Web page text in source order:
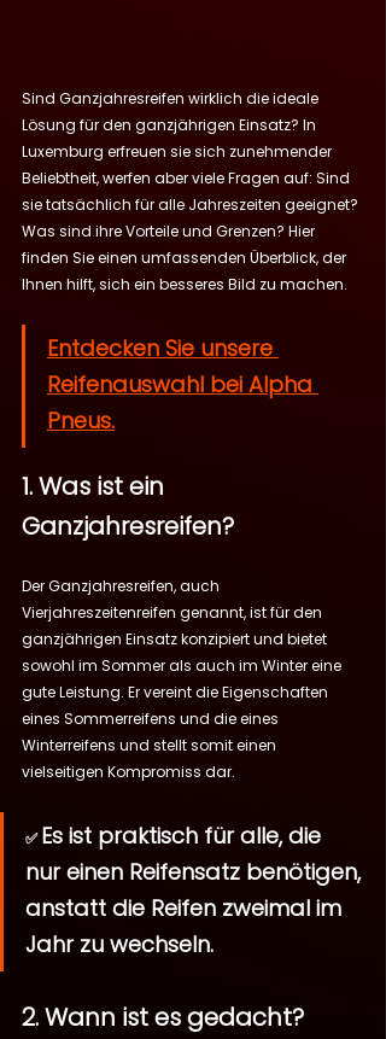
Sind Ganzjahresreifen wirklich die ideale
Lösung für den ganzjährigen Einsatz? In
Luxemburg erfreuen sie sich zunehmender
Beliebtheit, werfen aber viele Fragen auf: Sind
sie tatsächlich für alle Jahreszeiten geeignet?
Was sind ihre Vorteile und Grenzen? Hier
finden Sie einen umfassenden Überblick, der
Ihnen hilft, sich ein besseres Bild zu machen.
Entdecken Sie unsere
Reifenauswahl bei Alpha
Pneus.
1. Was ist ein
Ganzjahresreifen?
Der Ganzjahresreifen, auch
Vierjahreszeitenreifen genannt, ist für den
ganzjährigen Einsatz konzipiert und bietet
sowohl im Sommer als auch im Winter eine
gute Leistung. Er vereint die Eigenschaften
eines Sommerreifens und die eines
Winterreifens und stellt somit einen
vielseitigen Kompromiss dar.
✅ Es ist praktisch für alle, die
nur einen Reifensatz benötigen,
anstatt die Reifen zweimal im
Jahr zu wechseln.
2. Wann ist es gedacht?